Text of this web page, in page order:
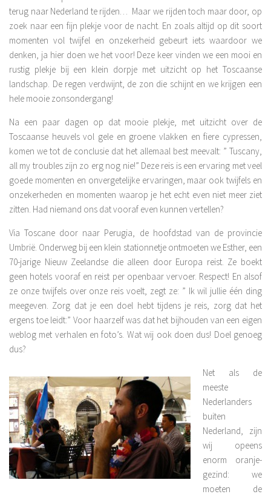
terug naar Nederland te rijden… Maar we rijden toch maar door, op
zoek naar een fijn plekje voor de nacht. En zoals altijd op dit soort
momenten vol twijfel en onzekerheid gebeurt iets waardoor we
denken, ja hier doen we het voor! Deze keer vinden we een mooi en
rustig plekje bij een klein dorpje met uitzicht op het Toscaanse
landschap. De regen verdwijnt, de zon die schijnt en we krijgen een
hele mooie zonsondergang!
Na een paar dagen op dat mooie plekje, met uitzicht over de
Toscaanse heuvels vol gele en groene vlakken en fiere cypressen,
komen we tot de conclusie dat het allemaal best meevalt: ” Tuscany,
all my troubles zijn zo erg nog nie!” Deze reis is een ervaring met veel
goede momenten en onvergetelijke ervaringen, maar ook twijfels en
onzekerheden en momenten waarop je het echt even niet meer ziet
zitten. Had niemand ons dat vooraf even kunnen vertellen?
Via Toscane door naar Perugia, de hoofdstad van de provincie
Umbrië. Onderweg bij een klein stationnetje ontmoeten we Esther, een
70-jarige Nieuw Zeelandse die alleen door Europa reist. Ze boekt
geen hotels vooraf en reist per openbaar vervoer. Respect! En alsof
ze onze twijfels over onze reis voelt, zegt ze: ” Ik wil jullie één ding
meegeven. Zorg dat je een doel hebt tijdens je reis, zorg dat het
ergens toe leidt:” Voor haarzelf was dat het bijhouden van een eigen
weblog met verhalen en foto’s. Wat wij ook doen dus! Doel genoeg
dus?
Net als de
meeste
Nederlanders
buiten
Nederland, zijn
wij opeens
enorm oranje-
gezind: we
moeten de